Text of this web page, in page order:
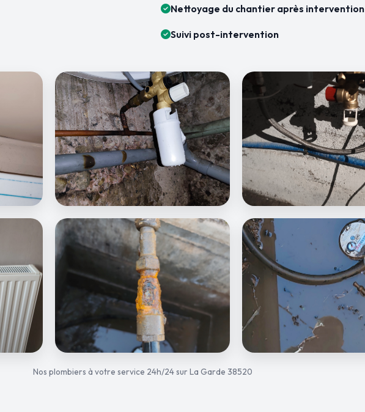
Nettoyage du chantier après intervention
Suivi post-intervention
Nos plombiers à votre service 24h/24 sur La Garde 38520